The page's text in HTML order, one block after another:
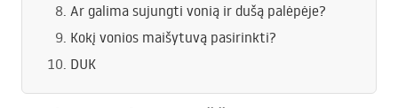
Ar galima sujungti vonią ir dušą palėpėje?
Kokį vonios maišytuvą pasirinkti?
DUK